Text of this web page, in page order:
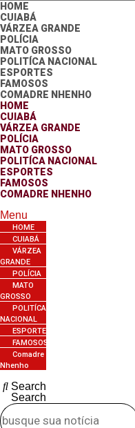
HOME
CUIABÁ
VÁRZEA GRANDE
POLÍCIA
MATO GROSSO
POLITÍCA NACIONAL
ESPORTES
FAMOSOS
COMADRE NHENHO
HOME
CUIABÁ
VÁRZEA GRANDE
POLÍCIA
MATO GROSSO
POLITÍCA NACIONAL
ESPORTES
FAMOSOS
COMADRE NHENHO
Menu
HOME
CUIABÁ
VÁRZEA
GRANDE
POLÍCIA
MATO
GROSSO
POLITÍCA
NACIONAL
ESPORTES
FAMOSOS
Comadre
Nhenho
Search
Search